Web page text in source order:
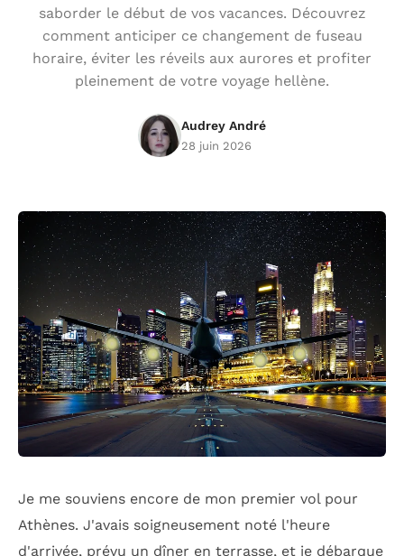
saborder le début de vos vacances. Découvrez
comment anticiper ce changement de fuseau
horaire, éviter les réveils aux aurores et profiter
pleinement de votre voyage hellène.
Audrey André
28 juin 2026
Je me souviens encore de mon premier vol pour
Athènes. J'avais soigneusement noté l'heure
d'arrivée, prévu un dîner en terrasse, et je débarque